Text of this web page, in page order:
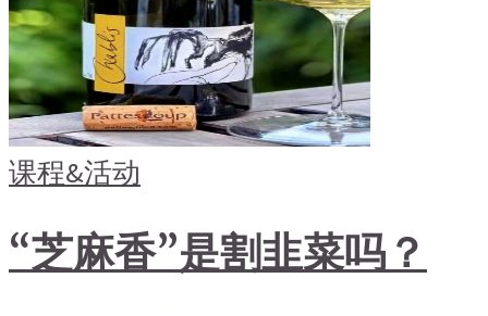
课程&活动
“芝麻香”是割韭菜吗？